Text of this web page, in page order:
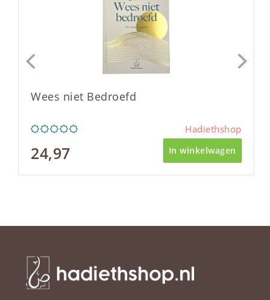
Wees niet Bedroefd
Hadiethshop
24,97 In winkelwagen